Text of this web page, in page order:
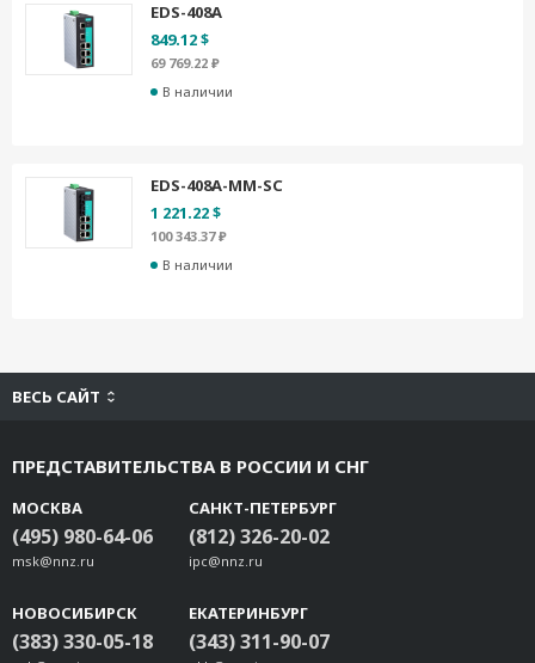
EDS-408A
849.12 $
69 769.22 ₽
В наличии
EDS-408A-MM-SC
1 221.22 $
100 343.37 ₽
В наличии
ВЕСЬ САЙТ
ПРЕДСТАВИТЕЛЬСТВА В РОССИИ И СНГ
МОСКВА
(495) 980-64-06
msk@nnz.ru
САНКТ-ПЕТЕРБУРГ
(812) 326-20-02
ipc@nnz.ru
НОВОСИБИРСК
(383) 330-05-18
ЕКАТЕРИНБУРГ
(343) 311-90-07